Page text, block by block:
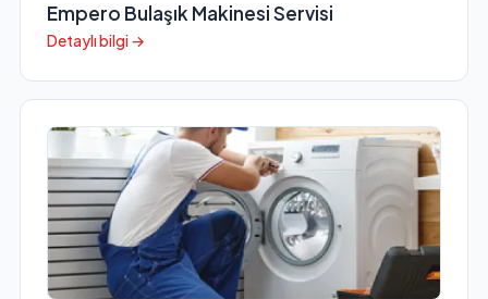
Empero Bulaşık Makinesi Servisi
Detaylı bilgi →